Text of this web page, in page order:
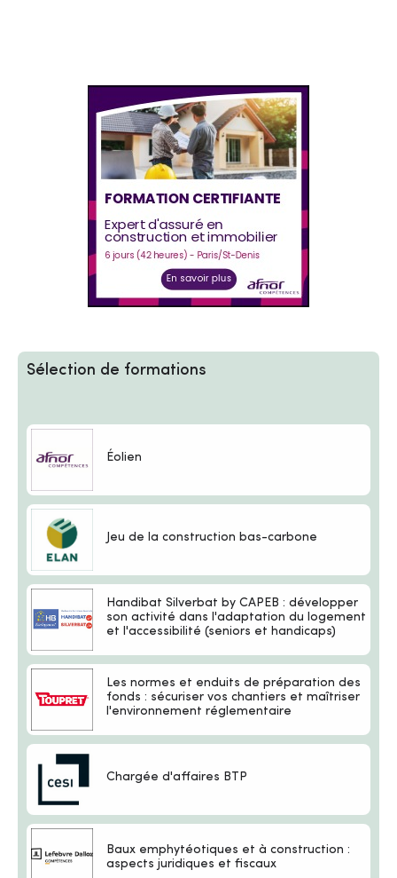
Sélection de formations
Éolien
Jeu de la construction bas-carbone
Handibat Silverbat by CAPEB : développer
son activité dans l'adaptation du logement
et l'accessibilité (seniors et handicaps)
Les normes et enduits de préparation des
fonds : sécuriser vos chantiers et maîtriser
l'environnement réglementaire
Chargée d'affaires BTP
Baux emphytéotiques et à construction :
aspects juridiques et fiscaux